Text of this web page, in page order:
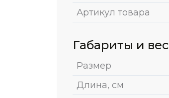
Артикул товара
Габариты и вес
Размер
Длина, см